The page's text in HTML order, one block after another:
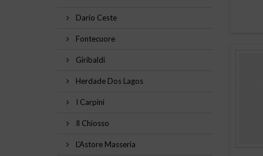
Stuzzichini, Torte salate, Pizza, Frittura di pesce, Antipasti di
Stuzzichini, Torte salate, Verdure, Frittura di pesce, Pesci al
Stuzzichini, Torte salate, Verdure, Frittura di pesce, Pesci al
Stuzzichini, Torte salate, Verdure, Pizza, Salumi, Formaggi
Dario Ceste
Fontecuore
Giribaldi
Herdade Dos Lagos
I Carpini
Il Chiosso
L'Astore Masseria